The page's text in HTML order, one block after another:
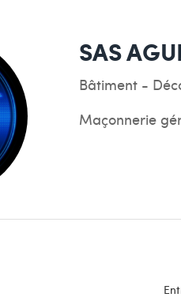
SAS
Bâtiment -
Maçonnerie